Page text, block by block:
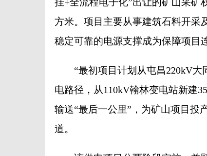
方米。项目主要从事建筑石料开采
稳定可靠的电源支撑成为保障项目
“最初项目计划从屯昌220kV大
电路径，从110kV翰林变电站新建
输送“最后一公里”，为矿山项目投
道。